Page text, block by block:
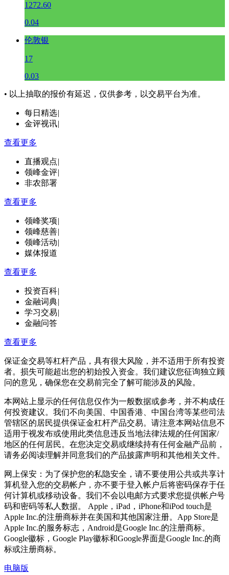
1272.60
0.04
伦敦银
17
0.03
• 以上抽取的报价有延迟，仅供参考，以交易平台为准。
每日精选|
金评视讯|
查看更多
直播观点|
领峰金评|
非农部署
查看更多
领峰奖项|
领峰慈善|
领峰活动|
媒体报道
查看更多
投资百科|
金融词典|
学习交易|
金融问答
查看更多
保证金交易等杠杆产品，具有很大风险，并不适用于所有投资
者。损失可能超出您的初始投入资金。我们建议您征询独立顾
问的意见，确保您在交易前完全了解可能涉及的风险。
本网站上显示的任何信息仅作为一般数据或参考，并不构成任
何投资建议。我们不向美国、中国香港、中国台湾等某些司法
管辖区的居民提供保证金杠杆产品交易。请注意本网站信息不
适用于视发布或使用此类信息违反当地法律法规的任何国家/
地区的任何居民。在您决定交易或继续持有任何金融产品前，
请务必阅读理解并同意我们的产品披露声明和其他相关文件。
网上保安：为了保护您的私隐安全，请不要使用公共或共享计
算机登入您的交易帐户，亦不要于登入帐户后将密码保存于任
何计算机或移动设备。我们不会以电邮方式要求您提供帐户号
码和密码等私人数据。 Apple，iPad，iPhone和iPod touch是
Apple Inc.的注册商标并在美国和其他国家注册。App Store是
Apple Inc.的服务标志，Android是Google Inc.的注册商标。
Google徽标，Google Play徽标和Google界面是Google Inc.的商
标或注册商标。
电脑版